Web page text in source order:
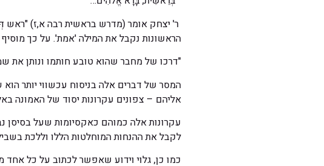
ר' יצחק אומר (מדרש בראשית רבה א,ז) "ראש
הראשונות נקבל את המילה 'אמת'. על כך
"דרכו של מחבר שהוא טובע חותמו ונותן
המסר של דברים אלה בניסוח עכשווי יותר
אליהם – צפונים עקרונות יסוד של האמונה
עקרונות אלה כמוהם כאקסיומות שעל בסיסן
לקבל את ההנחות המוחלטות הללו וללכת
כמו כן, גלוי וידוע שאפשר לכתוב על כל